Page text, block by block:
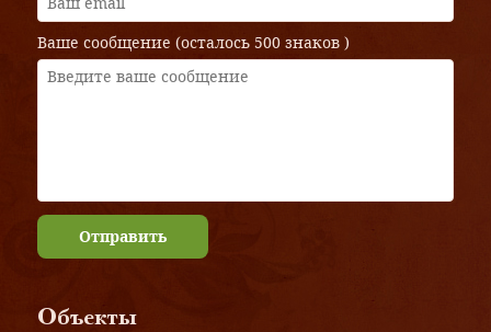
Ваше сообщение (осталось 500 знаков )
Отправить
Объекты